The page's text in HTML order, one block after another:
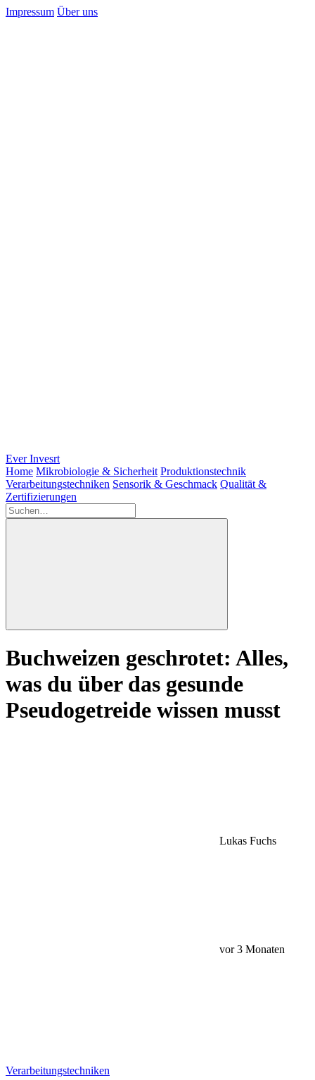
Impressum Über uns
Ever Invesrt
Home Mikrobiologie & Sicherheit Produktionstechnik
Verarbeitungstechniken Sensorik & Geschmack Qualität &
Zertifizierungen
Buchweizen geschrotet: Alles,
was du über das gesunde
Pseudogetreide wissen musst
Lukas Fuchs
vor 3 Monaten
Verarbeitungstechniken